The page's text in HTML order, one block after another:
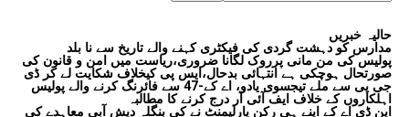
حالیہ خبریں
مدارس کو دہشت گردی کی فیکٹری کہنے والے تاریخ سے نا بلد
پولیس کی من مانی پرروک لگانا ضروری،ریاست میں امن و قانون کی
صورتحال ہوچکی ہے انتہائی بدحال،ایس پی کیخلاف شکایت لے کر ڈی
جی پی سے ملے تیجسوی یادو، اے کے-47 سے فائرنگ کرنے والے پولیس
اہلکاروں کے خلاف ایف آئی آر درج کرنے کا مطالبہ
این ڈی اے کے اپنے ہی رکن پارلیمنٹ نے کی بنگلہ دیش آبی معاہدے کی